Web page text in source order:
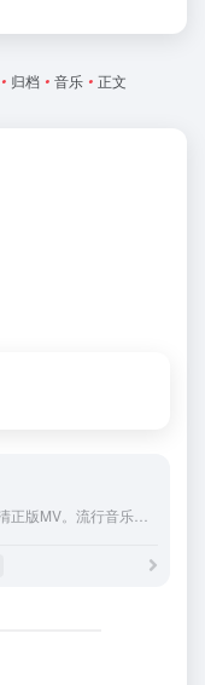
• 归档 • 音乐 • 正文